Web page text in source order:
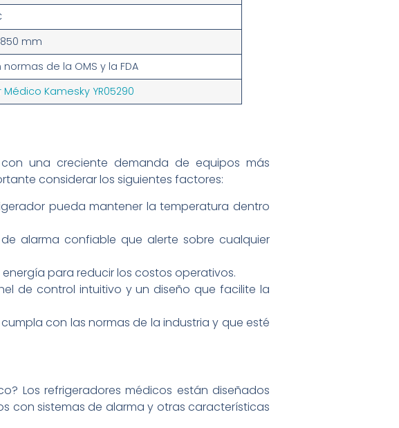
mm
de la OMS y la FDA
Kamesky YR05290
una creciente demanda de equipos más
considerar los siguientes factores:
pueda mantener la temperatura dentro
alarma confiable que alerte sobre cualquier
para reducir los costos operativos.
de control intuitivo y un diseño que facilite la
con las normas de la industria y que esté
Los refrigeradores médicos están diseñados
con sistemas de alarma y otras características